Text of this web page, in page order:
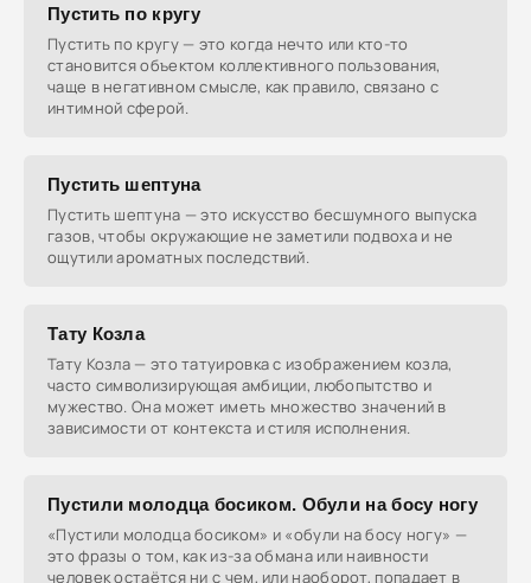
Пустить по кругу
Пустить по кругу — это когда нечто или кто-то
становится объектом коллективного пользования,
чаще в негативном смысле, как правило, связано с
интимной сферой.
Пустить шептуна
Пустить шептуна — это искусство бесшумного выпуска
газов, чтобы окружающие не заметили подвоха и не
ощутили ароматных последствий.
Тату Козла
Тату Козла — это татуировка с изображением козла,
часто символизирующая амбиции, любопытство и
мужество. Она может иметь множество значений в
зависимости от контекста и стиля исполнения.
Пустили молодца босиком. Обули на босу ногу
«Пустили молодца босиком» и «обули на босу ногу» —
это фразы о том, как из-за обмана или наивности
человек остаётся ни с чем, или наоборот, попадает в